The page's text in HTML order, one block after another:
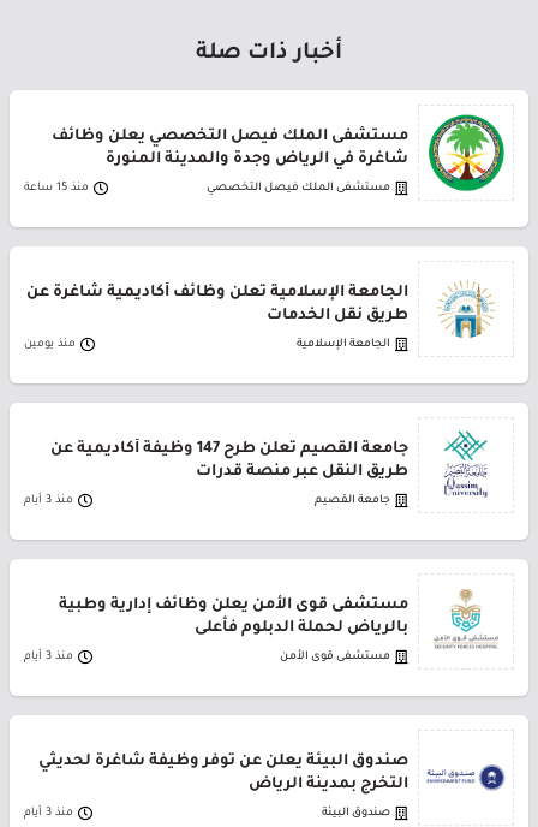
أخبار ذات صلة
مستشفى الملك فيصل التخصصي يعلن وظائف
شاغرة في الرياض وجدة والمدينة المنورة
مستشفى الملك فيصل التخصصي منذ 15 ساعة
الجامعة الإسلامية تعلن وظائف أكاديمية شاغرة عن
طريق نقل الخدمات
الجامعة الإسلامية منذ يومين
جامعة القصيم تعلن طرح 147 وظيفة أكاديمية عن
طريق النقل عبر منصة قدرات
جامعة القصيم منذ 3 أيام
مستشفى قوى الأمن يعلن وظائف إدارية وطبية
بالرياض لحملة الدبلوم فأعلى
مستشفى قوى الأمن منذ 3 أيام
صندوق البيئة يعلن عن توفر وظيفة شاغرة لحديثي
التخرج بمدينة الرياض
صندوق البيئة منذ 3 أيام